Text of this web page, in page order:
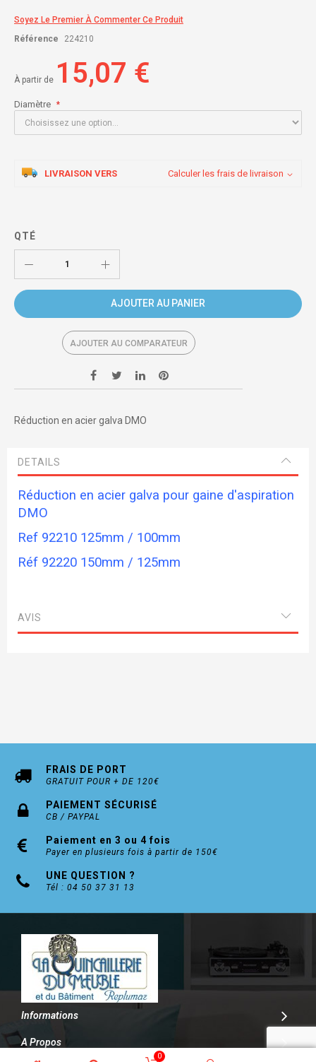
beginning
of
Soyez Le Premier À Commenter Ce Produit
Référence
224210
À partir de 15,07 €
Diamètre
LIVRAISON VERS Calculer les frais de livraison
QTÉ
AJOUTER AU PANIER
AJOUTER AU COMPARATEUR
Réduction en acier galva DMO
DETAILS
Réduction en acier galva pour gaine d'aspiration
DMO
Ref 92210 125mm / 100mm
Réf 92220 150mm / 125mm
AVIS
FRAIS DE PORT
GRATUIT POUR + DE 120€
PAIEMENT SÉCURISÉ
CB / PAYPAL
Paiement en 3 ou 4 fois
Payer en plusieurs fois à partir de 150€
UNE QUESTION ?
Tél : 04 50 37 31 13
Informations
A Propos
0